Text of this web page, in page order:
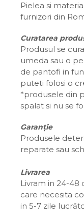
Pielea si
furnizori din
Curatarea
Produsul se
umeda sau o
de pantofi in
puteti folosi o
*produsele din
spalat si nu se
Garanție
Produsele
reparate sau
Livrarea
Livram in 24-48
care necesita
in 5-7 zile